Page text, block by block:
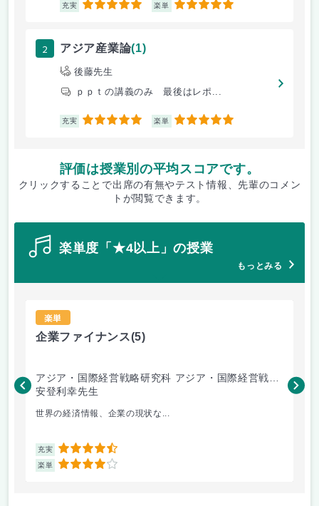
充実 5 楽単 5
2 アジア産業論(1)
後藤先生
ｐｐｔの講義のみ 最後はレポ...
充実 5 楽単 5
評価は授業別の平均スコアです。
クリックすることで出席の有無やテスト情報、先輩のコメン
トが閲覧できます。
楽単度「★4以上」の授業
もっとみる
楽単
企業ファイナンス(5)
アジア・国際経営戦略研究科 アジア・国際経営戦略
専攻
安登利幸先生
世界の経済情報、企業の現状な...
充実 4.5
楽単 4
専
三